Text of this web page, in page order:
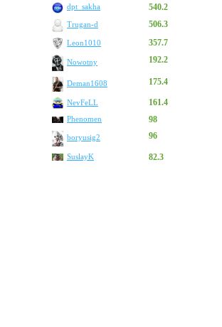
dpt_sakha 540.2
Trugan-d 506.3
Leon1010 357.7
Nowotny 192.2
Deman1608 175.4
NevFeLL 161.4
Phenomen 98
boryusig2 96
SuslayK 82.3